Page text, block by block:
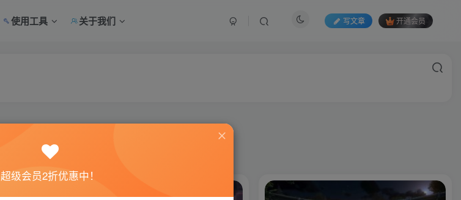
使用工具 关于我们 写文章 开通会员
超级会员2折优惠中！